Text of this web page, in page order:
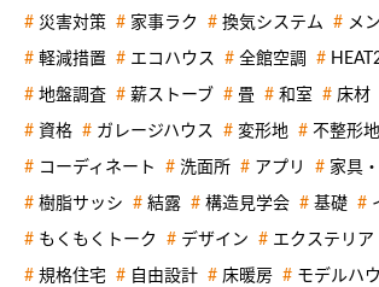
災害対策 家事ラク 換気システム メ
軽減措置 エコハウス 全館空調
地盤調査 薪ストーブ 畳 和室 床材
資格 ガレージハウス 変形地 不整形地
コーディネート 洗面所 アプリ 家具
樹脂サッシ 結露 構造見学会 基礎
もくもくトーク デザイン エクステリア
規格住宅 自由設計 床暖房 モデルハ